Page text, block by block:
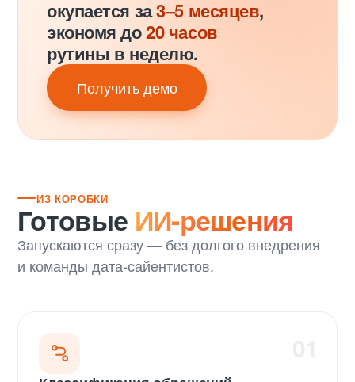
окупается за3–5 месяцев,
экономя до20 часов
рутины в неделю.
Получить демо
ИЗ КОРОБКИ
Готовые ИИ-решения
Запускаются сразу — без долгого внедрения
и команды дата-сайентистов.